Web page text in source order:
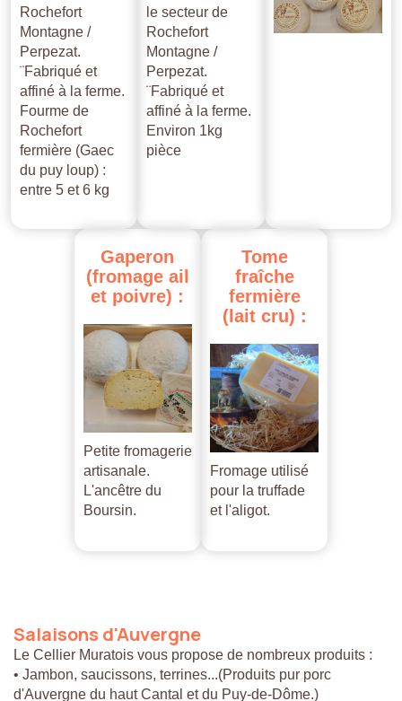
Rochefort
Montagne /
Perpezat.
¨Fabriqué et
affiné à la ferme.
Fourme de
Rochefort
fermière (Gaec
du puy loup) :
entre 5 et 6 kg
le secteur de
Rochefort
Montagne /
Perpezat.
¨Fabriqué et
affiné à la ferme.
Environ 1kg
pièce
Gaperon
(fromage ail
et poivre) :
Petite fromagerie
artisanale.
L'ancêtre du
Boursin.
Tome
fraîche
fermière
(lait cru) :
Fromage utilisé
pour la truffade
et l'aligot.
Salaisons d'Auvergne
Le Cellier Muratois vous propose de nombreux produits :
• Jambon, saucissons, terrines...(Produits pur porc
d'Auvergne du haut Cantal et du Puy-de-Dôme.)